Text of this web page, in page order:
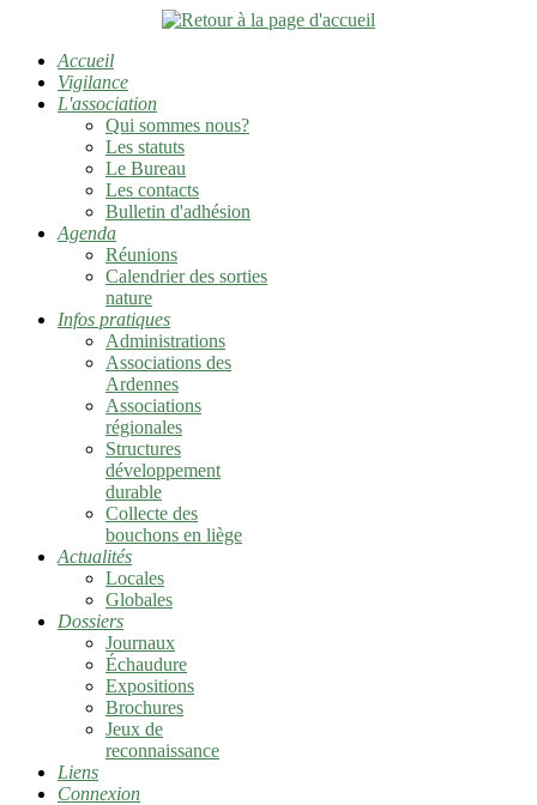
Accueil
Vigilance
L'association
Qui sommes nous?
Les statuts
Le Bureau
Les contacts
Bulletin d'adhésion
Agenda
Réunions
Calendrier des sorties
nature
Infos pratiques
Administrations
Associations des
Ardennes
Associations
régionales
Structures
développement
durable
Collecte des
bouchons en liège
Actualités
Locales
Globales
Dossiers
Journaux
Échaudure
Expositions
Brochures
Jeux de
reconnaissance
Liens
Connexion